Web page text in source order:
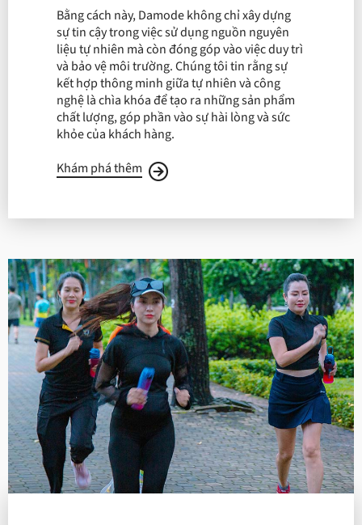
Bằng cách này, Damode không chỉ xây dựng
sự tin cậy trong việc sử dụng nguồn nguyên
liệu tự nhiên mà còn đóng góp vào việc duy trì
và bảo vệ môi trường. Chúng tôi tin rằng sự
kết hợp thông minh giữa tự nhiên và công
nghệ là chìa khóa để tạo ra những sản phẩm
chất lượng, góp phần vào sự hài lòng và sức
khỏe của khách hàng.
Khám phá thêm